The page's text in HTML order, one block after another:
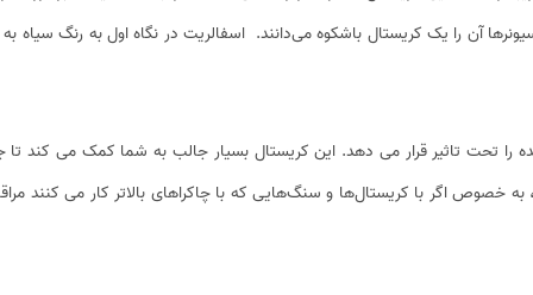
آن را یک کریستال باشکوه می‌دانند. اسفالریت در نگاه اول به رنگ سیاه به
را تحت تاثیر قرار می دهد. این کریستال بسیار جالب به شما کمک می کند تا
خصوص اگر با کریستال‌ها و سنگ‌هایی که با چاکراهای بالاتر کار می کنند